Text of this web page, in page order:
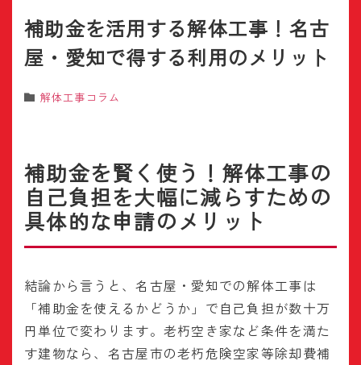
補助金を活用する解体工事！名古
屋・愛知で得する利用のメリット
解体工事コラム
補助金を賢く使う！解体工事の
自己負担を大幅に減らすための
具体的な申請のメリット
結論から言うと、名古屋・愛知での解体工事は
「補助金を使えるかどうか」で自己負担が数十万
円単位で変わります。老朽空き家など条件を満た
す建物なら、名古屋市の老朽危険空家等除却費補